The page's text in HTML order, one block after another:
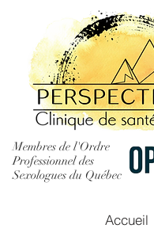
Membres de l'Ordre
Professionnel des
Sexologues du Québec
Accueil